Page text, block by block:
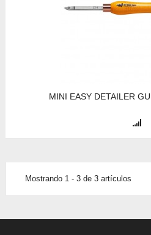
MINI EASY DETAILER
Mostrando 1 - 3 de 3 artículos